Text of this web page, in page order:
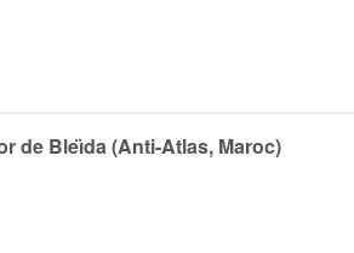
de Bleı̈da (Anti-Atlas, Maroc)